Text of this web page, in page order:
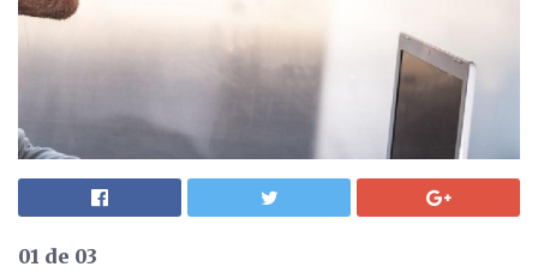
01 de 03